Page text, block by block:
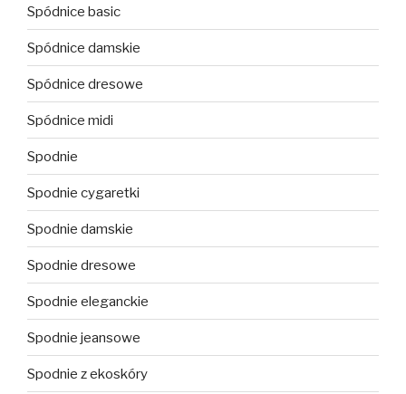
Spódnice basic
Spódnice damskie
Spódnice dresowe
Spódnice midi
Spodnie
Spodnie cygaretki
Spodnie damskie
Spodnie dresowe
Spodnie eleganckie
Spodnie jeansowe
Spodnie z ekoskóry